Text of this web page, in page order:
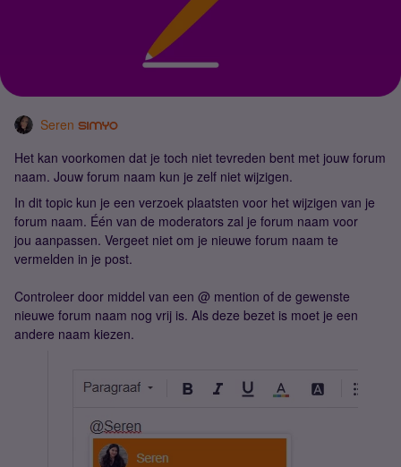
Seren
Het kan voorkomen dat je toch niet tevreden bent met jouw forum
naam. Jouw forum naam kun je zelf niet wijzigen.
In dit topic kun je een verzoek plaatsten voor het wijzigen van je
forum naam. Één van de moderators zal je forum naam voor
jou aanpassen. Vergeet niet om je nieuwe forum naam te
vermelden in je post.
Controleer door middel van een @ mention of de gewenste
nieuwe forum naam nog vrij is. Als deze bezet is moet je een
andere naam kiezen.